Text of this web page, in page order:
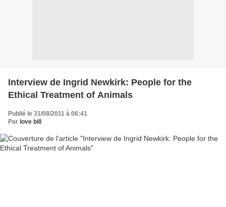
Interview de Ingrid Newkirk: People for the
Ethical Treatment of Animals
Publié le 31/08/2011 à 06:41
Par love bill